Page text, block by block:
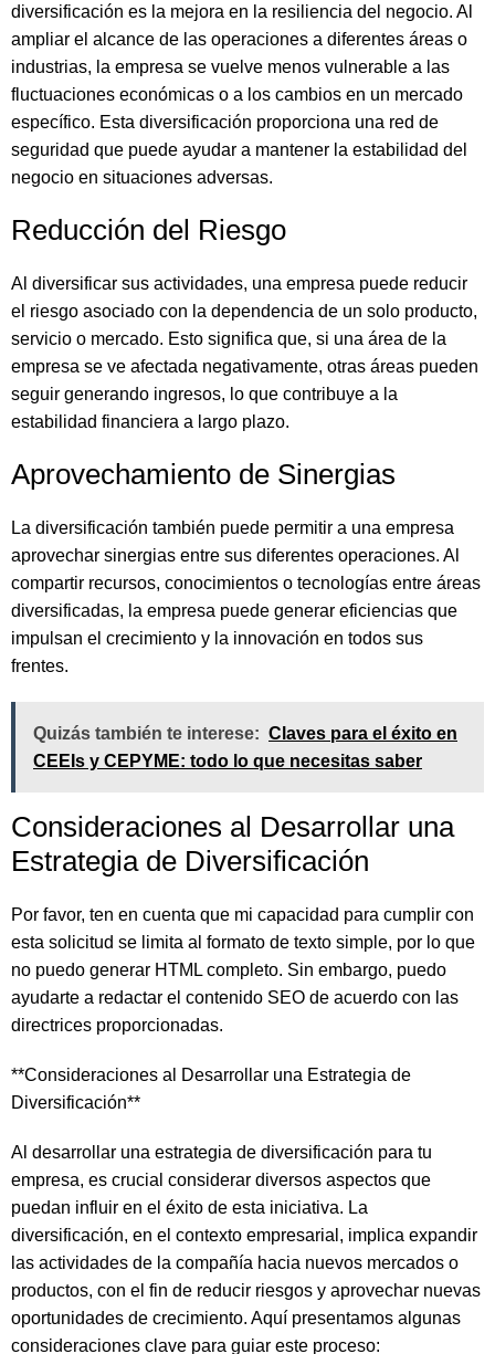
diversificación es la mejora en la resiliencia del negocio. Al
ampliar el alcance de las operaciones a diferentes áreas o
industrias, la empresa se vuelve menos vulnerable a las
fluctuaciones económicas o a los cambios en un mercado
específico. Esta diversificación proporciona una red de
seguridad que puede ayudar a mantener la estabilidad del
negocio en situaciones adversas.
Reducción del Riesgo
Al diversificar sus actividades, una empresa puede reducir
el riesgo asociado con la dependencia de un solo producto,
servicio o mercado. Esto significa que, si una área de la
empresa se ve afectada negativamente, otras áreas pueden
seguir generando ingresos, lo que contribuye a la
estabilidad financiera a largo plazo.
Aprovechamiento de Sinergias
La diversificación también puede permitir a una empresa
aprovechar sinergias entre sus diferentes operaciones. Al
compartir recursos, conocimientos o tecnologías entre áreas
diversificadas, la empresa puede generar eficiencias que
impulsan el crecimiento y la innovación en todos sus
frentes.
Quizás también te interese: Claves para el éxito en
CEEIs y CEPYME: todo lo que necesitas saber
Consideraciones al Desarrollar una
Estrategia de Diversificación
Por favor, ten en cuenta que mi capacidad para cumplir con
esta solicitud se limita al formato de texto simple, por lo que
no puedo generar HTML completo. Sin embargo, puedo
ayudarte a redactar el contenido SEO de acuerdo con las
directrices proporcionadas.
**Consideraciones al Desarrollar una Estrategia de
Diversificación**
Al desarrollar una estrategia de diversificación para tu
empresa, es crucial considerar diversos aspectos que
puedan influir en el éxito de esta iniciativa. La
diversificación, en el contexto empresarial, implica expandir
las actividades de la compañía hacia nuevos mercados o
productos, con el fin de reducir riesgos y aprovechar nuevas
oportunidades de crecimiento. Aquí presentamos algunas
consideraciones clave para guiar este proceso: